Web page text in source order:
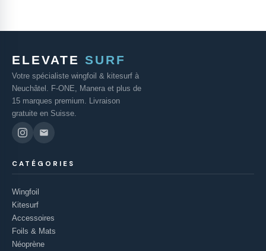
ELEVATE SURF
Votre spécialiste wingfoil & kitesurf à
Neuchâtel. F-ONE, Manera et plus de
15 marques premium. Livraison
gratuite en Suisse.
CATÉGORIES
Wingfoil
Kitesurf
Accessoires
Foils & Mats
Néoprène